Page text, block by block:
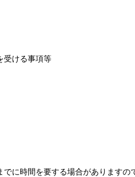
受ける事項等
に時間を要する場合があります